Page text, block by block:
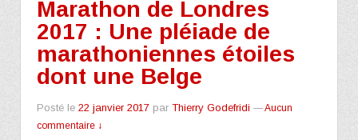
Marathon de Londres
2017 : Une pléiade de
marathoniennes étoiles
dont une Belge
Posté le 22 janvier 2017 par Thierry Godefridi —Aucun
commentaire ↓